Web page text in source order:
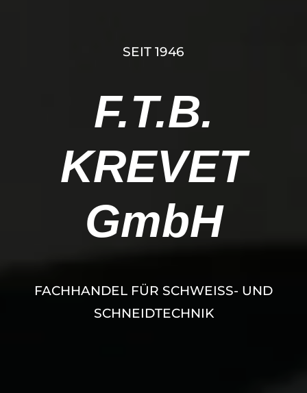
SEIT 1946
F.T.B.
KREVET
GmbH
FACHHANDEL FÜR SCHWEISS- UND S
CHNEIDTECHNIK